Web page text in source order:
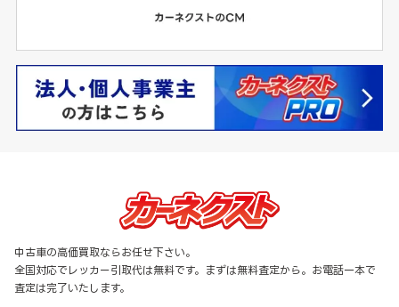
中古車の高価買取ならお任せ下さい。
全国対応でレッカー引取代は無料です。まずは無料査定から。お電話一本で
査定は完了いたします。